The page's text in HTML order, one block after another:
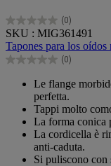
(0)
0.0
su
5
stelle.
SKU : MIG361491
Tapones para los
(0)
0.0
Le flange
perfetta.
Tappi molto
La forma conica
La cordicella è
anti-caduta.
Si puliscono con